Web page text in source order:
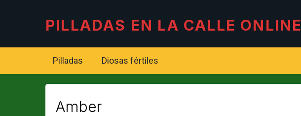
PILLADAS EN LA CALLE ONLINE
Pilladas Diosas fértiles
Amber